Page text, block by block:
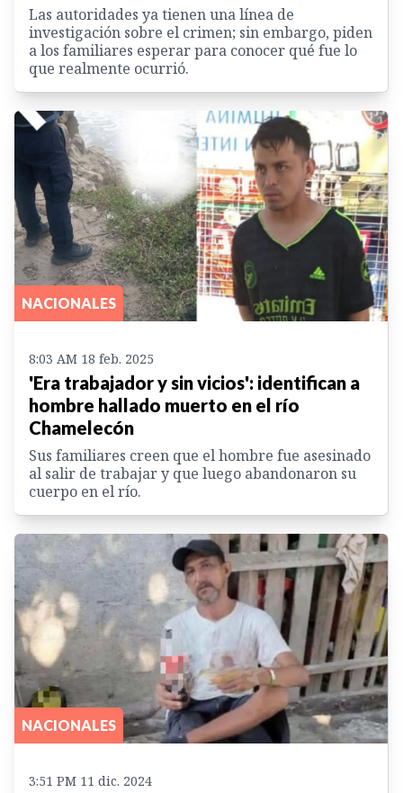
Las autoridades ya tienen una línea de
investigación sobre el crimen; sin embargo, piden
a los familiares esperar para conocer qué fue lo
que realmente ocurrió.
NACIONALES
8:03 AM 18 feb. 2025
'Era trabajador y sin vicios': identifican a
hombre hallado muerto en el río
Chamelecón
Sus familiares creen que el hombre fue asesinado
al salir de trabajar y que luego abandonaron su
cuerpo en el río.
NACIONALES
3:51 PM 11 dic. 2024